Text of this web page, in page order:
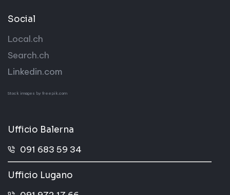
Social
Local.ch
Search.ch
Linkedin.com
Stock images by freepik.com
Ufficio Balerna
091 683 59 34
Ufficio Lugano